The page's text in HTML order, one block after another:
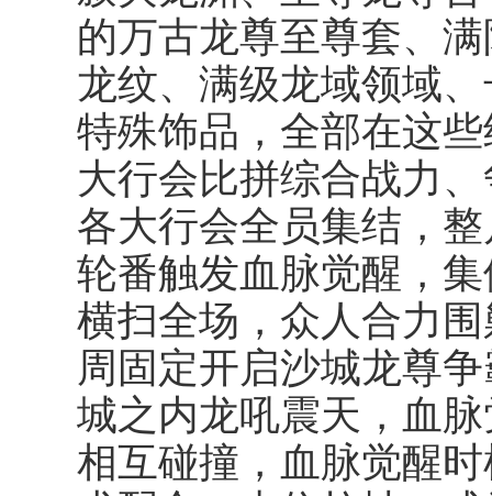
的万古龙尊至尊套、
龙纹、满级龙域领域
特殊饰品，全部在这
大行会比拼综合战力
各大行会全员集结，
轮番触发血脉觉醒，
横扫全场，众人合力
周固定开启沙城龙尊
城之内龙吼震天，血
相互碰撞，血脉觉醒